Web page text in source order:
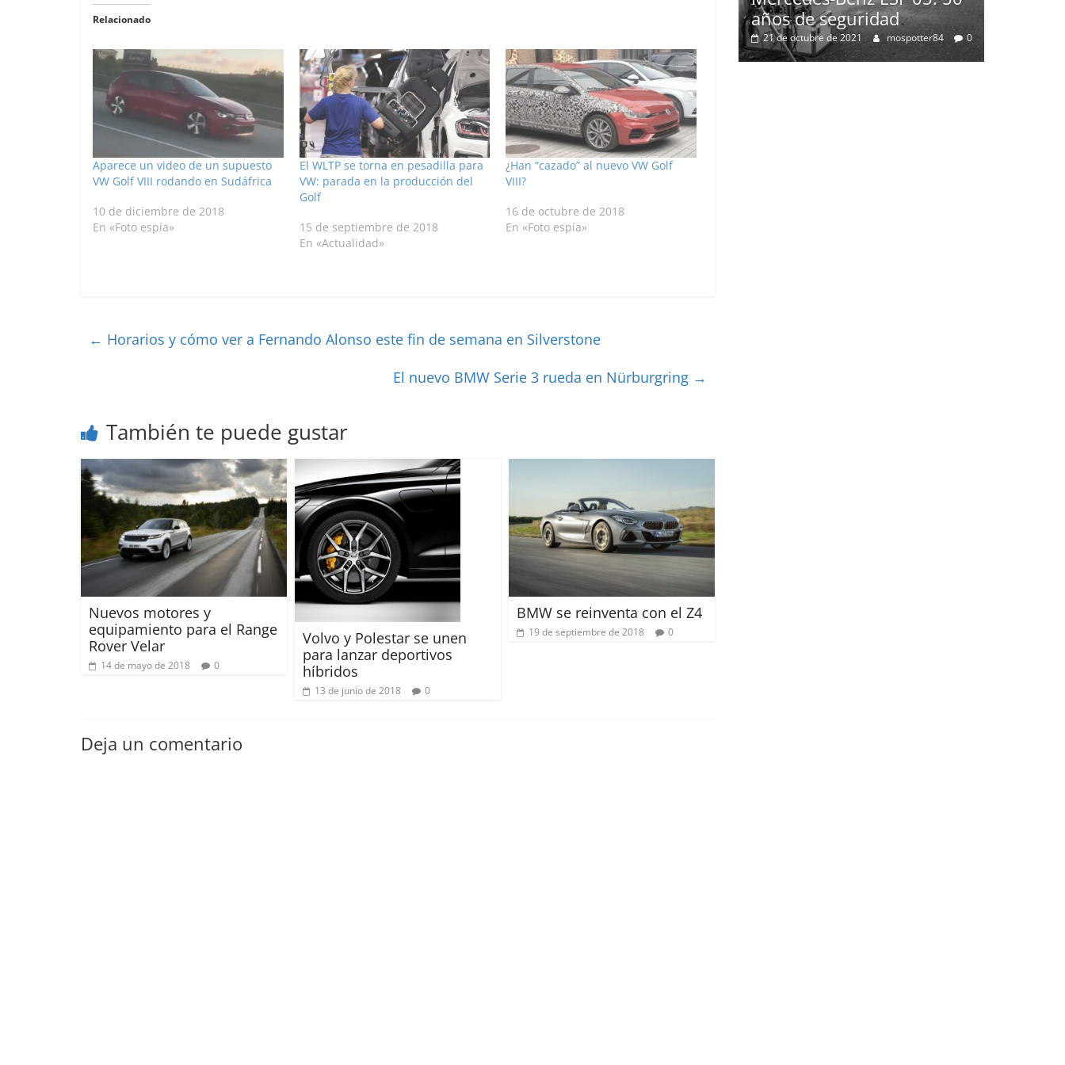
Relacionado
Aparece un video de un supuesto
VW Golf VIII rodando en Sudáfrica
10 de diciembre de 2018
En «Foto espía»
El WLTP se torna en pesadilla para
VW: parada en la producción del
Golf
15 de septiembre de 2018
En «Actualidad»
¿Han “cazado” al nuevo VW Golf
VIII?
16 de octubre de 2018
En «Foto espía»
← Horarios y cómo ver a Fernando Alonso este fin de semana en Silverstone
El nuevo BMW Serie 3 rueda en Nürburgring →
También te puede gustar
Nuevos motores y
equipamiento para el Range
Rover Velar
14 de mayo de 2018 0
Volvo y Polestar se unen
para lanzar deportivos
híbridos
13 de junio de 2018 0
BMW se reinventa con el Z4
19 de septiembre de 2018 0
Deja un comentario
Mercedes-Benz ESF 05: 50
años de seguridad
21 de octubre de 2021 mospotter84